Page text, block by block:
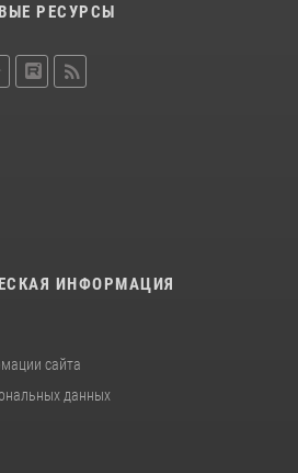
РЕСУРСЫ
ИНФОРМАЦИЯ
сайта
данных